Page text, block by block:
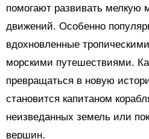
помогают развивать мелкую
движений. Особенно
вдохновленные
морскими путешествиями.
превращаться в новую
становится капитаном
неизведанных земель или
вершин.